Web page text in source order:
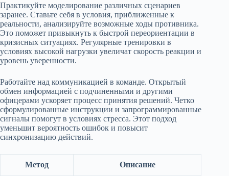
Практикуйте моделирование различных сценариев
заранее. Ставьте себя в условия, приближенные к
реальности, анализируйте возможные ходы противника.
Это поможет привыкнуть к быстрой переориентации в
кризисных ситуациях. Регулярные тренировки в
условиях высокой нагрузки увеличат скорость реакции и
уровень уверенности.
Работайте над коммуникацией в команде. Открытый
обмен информацией с подчиненными и другими
офицерами ускоряет процесс принятия решений. Четко
сформулированные инструкции и запрограммированные
сигналы помогут в условиях стресса. Этот подход
уменьшит вероятность ошибок и повысит
синхронизацию действий.
Метод Описание